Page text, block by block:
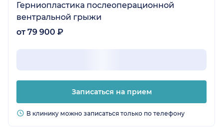
Герниопластика послеоперационной
вентральной грыжи
от 79 900 ₽
Записаться на прием
В клинику можно записаться только по телефону